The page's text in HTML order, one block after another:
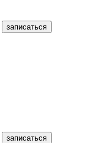
записаться
записаться